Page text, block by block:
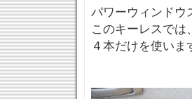
パワーウィンドウ
このキーレスでは
４本だけを使いま